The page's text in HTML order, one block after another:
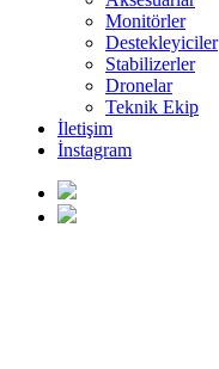
Monitörler
Destekleyiciler
Stabilizerler
Dronelar
Teknik Ekip
İletişim
İnstagram